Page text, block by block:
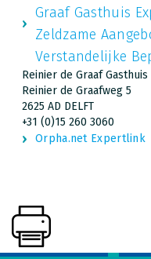
Graaf Gasthuis
Zeldzame
Verstandelijke
Reinier de Graaf
Reinier de Graafweg 5
2625 AD DELFT
+31 (0)15 260 3060
Orpha.net Expertlink